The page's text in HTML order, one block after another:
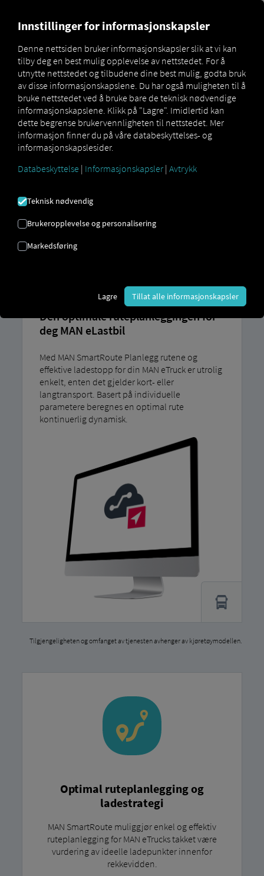
Marketplace MAN DigitalServices MAN SmartRoute
MAN SmartRoute er en del av den digitale
pakken for MAN eTGX og eTGS vil i
kapasitet ved serieproduksjonsstart. Full
MAN
SMARTROUTE
Den optimale ruteplanleggingen for
deg MAN eLastbil
Med MAN SmartRoute Planlegg rutene og
effektive ladestopp for din MAN eTruck er utrolig
enkelt, enten det gjelder kort- eller
langtransport. Basert på individuelle
parametere beregnes en optimal rute
kontinuerlig dynamisk.
Tilgjengeligheten og omfanget av tjenesten avhenger av kjøretøymodellen.
Optimal ruteplanlegging og
ladestrategi
MAN SmartRoute muliggjør enkel og effektiv
ruteplanlegging for MAN eTrucks takket være
vurdering av ideelle ladepunkter innenfor
rekkevidden.
Innstillinger for informasjonskapsler
Denne nettsiden bruker informasjonskapsler slik at vi kan
tilby deg en best mulig opplevelse av nettstedet. For å
utnytte nettstedet og tilbudene dine best mulig, godta bruk
av disse informasjonskapslene. Du har også muligheten til å
bruke nettstedet ved å bruke bare de teknisk nødvendige
informasjonskapslene. Klikk på "Lagre". Imidlertid kan
dette begrense brukervennligheten til nettstedet. Mer
informasjon finner du på våre databeskyttelses- og
informasjonskapslesider.
Databeskyttelse | Informasjonskapsler | Avtrykk
Teknisk nødvendig
Brukeropplevelse og personalisering
Markedsføring
Lagre Tillat alle informasjonskapsler